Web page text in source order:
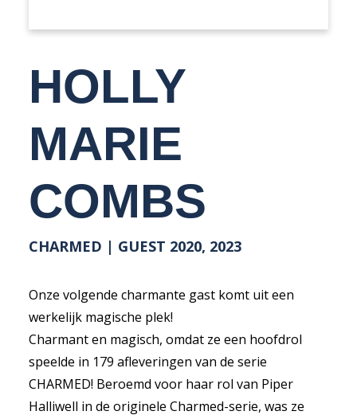
HOLLY
MARIE
COMBS
CHARMED | GUEST 2020, 2023
Onze volgende charmante gast komt uit een
werkelijk magische plek!
Charmant en magisch, omdat ze een hoofdrol
speelde in 179 afleveringen van de serie
CHARMED! Beroemd voor haar rol van Piper
Halliwell in de originele Charmed-serie, was ze